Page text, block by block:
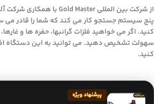
پنج سیستم جستجو کار می کند که شما را قادر می
سهولت تشخیص دهید. می توانید به این دستگاه
کنید.
پیشنهاد ویژه